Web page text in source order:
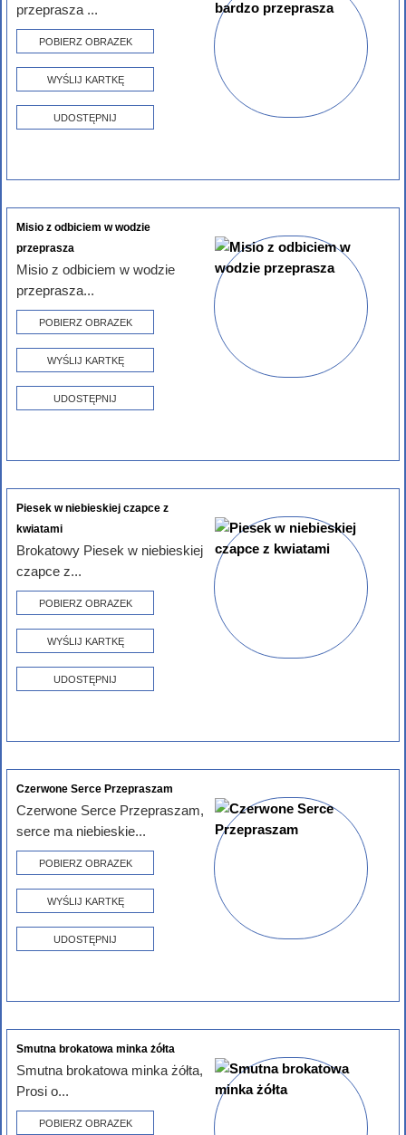
przeprasza ...
POBIERZ OBRAZEK
WYŚLIJ KARTKĘ
UDOSTĘPNIJ
Misio z odbiciem w wodzie
przeprasza
Misio z odbiciem w wodzie
przeprasza...
POBIERZ OBRAZEK
WYŚLIJ KARTKĘ
UDOSTĘPNIJ
Piesek w niebieskiej czapce z
kwiatami
Brokatowy Piesek w niebieskiej
czapce z...
POBIERZ OBRAZEK
WYŚLIJ KARTKĘ
UDOSTĘPNIJ
Czerwone Serce Przepraszam
Czerwone Serce Przepraszam,
serce ma niebieskie...
POBIERZ OBRAZEK
WYŚLIJ KARTKĘ
UDOSTĘPNIJ
Smutna brokatowa minka żółta
Smutna brokatowa minka żółta,
Prosi o...
POBIERZ OBRAZEK